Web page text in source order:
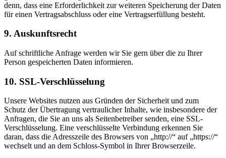
denn, dass eine Erforderlichkeit zur weiteren Speicherung der Daten
für einen Vertragsabschluss oder eine Vertragserfüllung besteht.
9. Auskunftsrecht
Auf schriftliche Anfrage werden wir Sie gern über die zu Ihrer
Person gespeicherten Daten informieren.
10. SSL-Verschlüsselung
Unsere Websites nutzen aus Gründen der Sicherheit und zum
Schutz der Übertragung vertraulicher Inhalte, wie insbesondere der
Anfragen, die Sie an uns als Seitenbetreiber senden, eine SSL-
Verschlüsselung. Eine verschlüsselte Verbindung erkennen Sie
daran, dass die Adresszeile des Browsers von „http://“ auf „https://“
wechselt und an dem Schloss-Symbol in Ihrer Browserzeile.